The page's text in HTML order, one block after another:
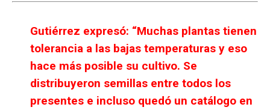
Gutiérrez expresó: “Muchas plantas tienen
tolerancia a las bajas temperaturas y eso
hace más posible su cultivo. Se
distribuyeron semillas entre todos los
presentes e incluso quedó un catálogo en